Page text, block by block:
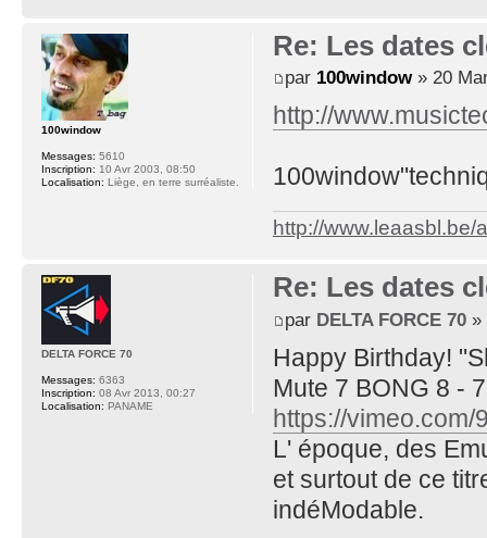
Re: Les dates
par 100window» 20
http://
http://www.leaasbl.be/
100window
Messages: 5610
Inscription: 10 Avr 2003, 08:50
Localisation: Liège, en terre surréaliste.
Re: Les dates
par DELTA FORCE 70»
Happy Birthday!
Mute 7 BONG 8 -
https://vimeo.com/
L' époque, des
et surtout de ce
indéModable.
DELTA FORCE 70
Messages: 6363
Inscription: 08 Avr 2013, 00:27
Localisation: PANAME